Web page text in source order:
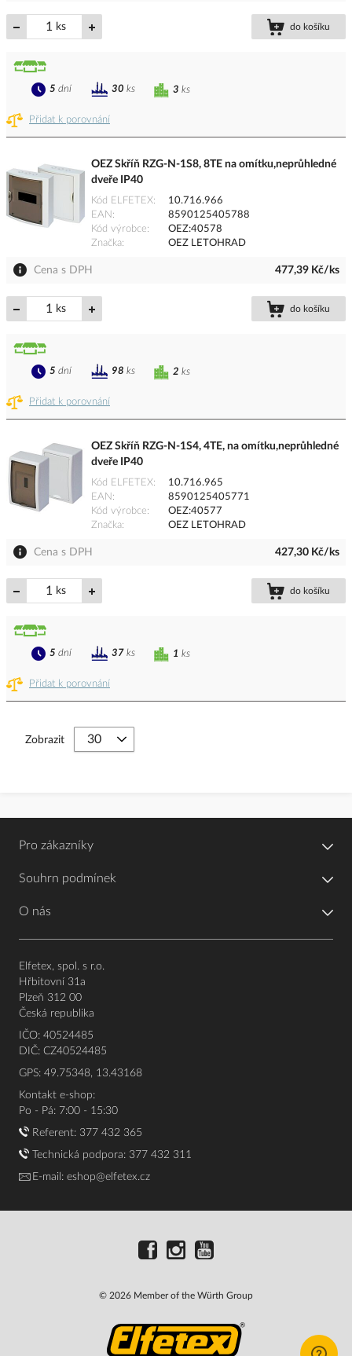
ks do košíku
Přidat k porovnání
3 ks
5 dní 30 ks
OEZ Skříň RZG-N-1S8, 8TE na omítku,neprůhledné
dveře IP40
Kód ELFETEX
10.716.966
EAN
8590125405788
Kód výrobce
OEZ:40578
Značka
OEZ LETOHRAD
Cena s DPH 477,39 Kč/ks
ks do košíku
Přidat k porovnání
2 ks
5 dní 98 ks
OEZ Skříň RZG-N-1S4, 4TE, na omítku,neprůhledné
dveře IP40
Kód ELFETEX
10.716.965
EAN
8590125405771
Kód výrobce
OEZ:40577
Značka
OEZ LETOHRAD
Cena s DPH 427,30 Kč/ks
ks do košíku
Přidat k porovnání
1 ks
5 dní 37 ks
Zobrazit
Pro zákazníky
Souhrn podmínek
O nás
Elfetex, spol. s r.o.
Hřbitovní 31a
Plzeň 312 00
Česká republika
IČO: 40524485
DIČ: CZ40524485
GPS: 49.75348, 13.43168
Kontakt e-shop:
Po - Pá: 7:00 - 15:30
Referent: 377 432 365
Technická podpora: 377 432 311
E-mail: eshop@elfetex.cz
© 2026 Member of the Würth Group